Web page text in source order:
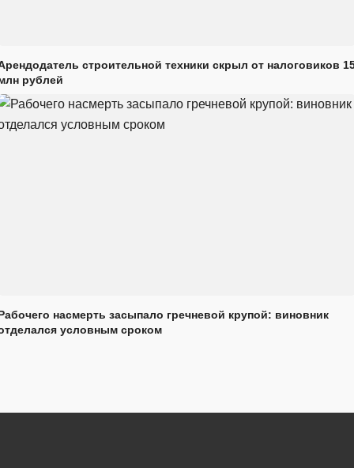
строительной техники скрыл от налоговиков
рублей
насмерть засыпало гречневой крупой: виновник
условным сроком